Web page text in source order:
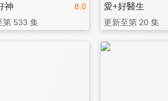
8.0
神
第 533 集
愛+好醫生
更新至第 20 集